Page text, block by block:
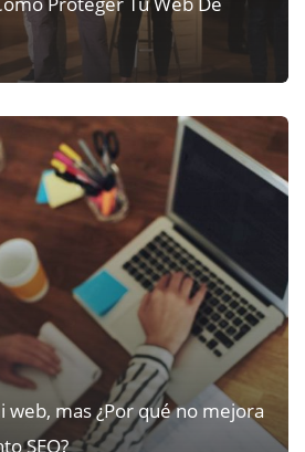
mas ¿Por qué no mejora
SEO?